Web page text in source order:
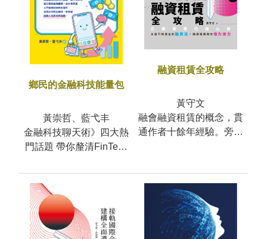
鄉民的金融科技能量包
黃崇哲、藍弋丰
金融科技聊天術》四大熱
門話題 帶你釐清FinTech
量，隨時可以有最方便的
融資租賃全攻略
黃守文
融會融資租賃的概念，貫
通作者十餘年經驗。旁徵
•